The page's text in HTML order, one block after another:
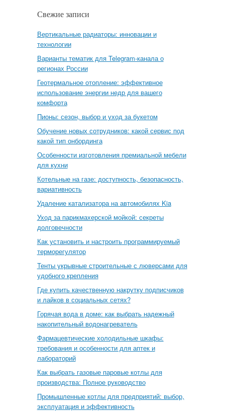
Свежие записи
Вертикальные радиаторы: инновации и
технологии
Варианты тематик для Telegram-канала о
регионах России
Геотермальное отопление: эффективное
использование энергии недр для вашего
комфорта
Пионы: сезон, выбор и уход за букетом
Обучение новых сотрудников: какой сервис под
какой тип онбординга
Особенности изготовления премиальной мебели
для кухни
Котельные на газе: доступность, безопасность,
вариативность
Удаление катализатора на автомобилях Kia
Уход за парикмахерской мойкой: секреты
долговечности
Как установить и настроить программируемый
терморегулятор
Тенты укрывные строительные с люверсами для
удобного крепления
Где купить качественную накрутку подписчиков
и лайков в социальных сетях?
Горячая вода в доме: как выбрать надежный
накопительный водонагреватель
Фармацевтические холодильные шкафы:
требования и особенности для аптек и
лабораторий
Как выбрать газовые паровые котлы для
производства: Полное руководство
Промышленные котлы для предприятий: выбор,
эксплуатация и эффективность